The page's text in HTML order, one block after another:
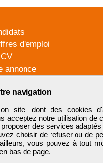
navigation
site, dont des cookies
acceptez notre utilisation de
des services
choisir de refuser ou de
vous pouvez à tout
bas de page.
d'emploi
annonce